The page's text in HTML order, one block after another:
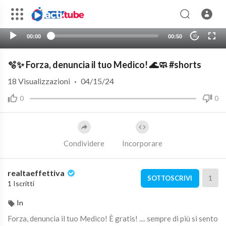
00:00 00:50 10
🫧✨ Forza, denuncia il tuo Medico! 🌊🧼 #shorts
0 0
18 Visualizzazioni · 04/15/24
Condividere Incorporare
realtaeffettiva
1 Iscritti
SOTTOSCRIVI 1
In
Forza, denuncia il tuo Medico! È gratis! .... sempre di più si sento